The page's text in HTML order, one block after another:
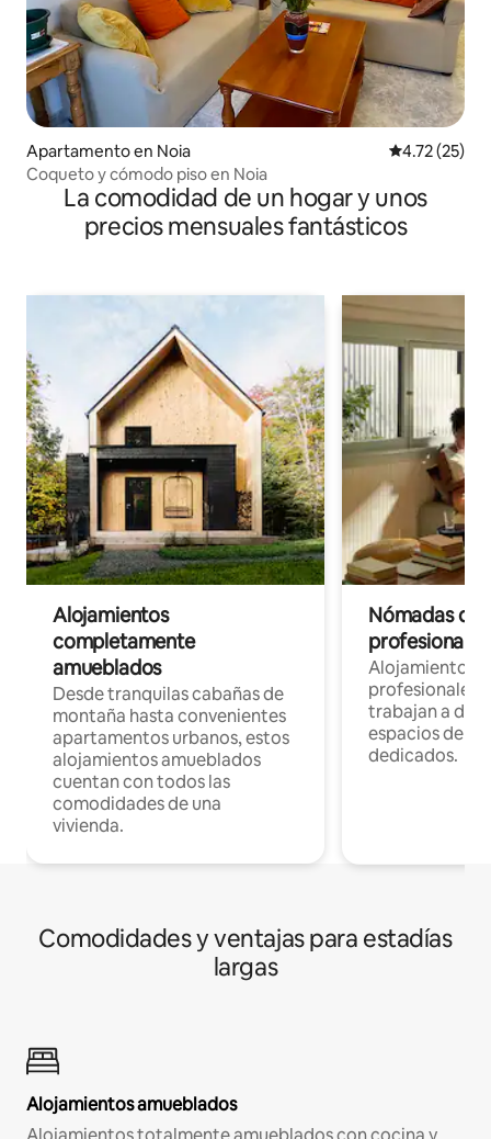
Apartamento en Noia Calificación
4.72 (25)
Coqueto y cómodo piso en Noia
La comodidad de un hogar y unos
precios mensuales fantásticos
Alojamientos
completamente
amueblados
Desde tranquilas cabañas de
montaña hasta convenientes
apartamentos urbanos, estos
alojamientos amueblados
cuentan con todos las
comodidades de una
vivienda.
Nómadas
Alojamientos
profesionales
trabajan a
espacios de
dedicados.
Comodidades y ventajas para estadías
largas
Alojamientos amueblados